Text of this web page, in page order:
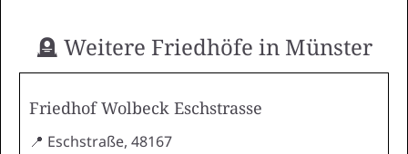
🪦 Weitere Friedhöfe in Münster
Friedhof Wolbeck Eschstrasse
📍 Eschstraße, 48167